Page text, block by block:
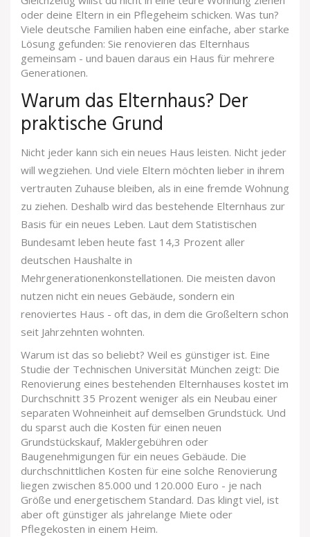
oder deine Eltern in ein Pflegeheim schicken. Was tun?
Viele deutsche Familien haben eine einfache, aber starke
Lösung gefunden: Sie renovieren das Elternhaus
gemeinsam - und bauen daraus ein Haus für mehrere
Generationen.
Warum das Elternhaus? Der
praktische Grund
Nicht jeder kann sich ein neues Haus leisten. Nicht jeder
will wegziehen. Und viele Eltern möchten lieber in ihrem
vertrauten Zuhause bleiben, als in eine fremde Wohnung
zu ziehen. Deshalb wird das bestehende Elternhaus zur
Basis für ein neues Leben. Laut dem Statistischen
Bundesamt leben heute fast 14,3 Prozent aller
deutschen Haushalte in
Mehrgenerationenkonstellationen. Die meisten davon
nutzen nicht ein neues Gebäude, sondern ein
renoviertes Haus - oft das, in dem die Großeltern schon
seit Jahrzehnten wohnten.
Warum ist das so beliebt? Weil es günstiger ist. Eine
Studie der Technischen Universität München zeigt: Die
Renovierung eines bestehenden Elternhauses kostet im
Durchschnitt 35 Prozent weniger als ein Neubau einer
separaten Wohneinheit auf demselben Grundstück. Und
du sparst auch die Kosten für einen neuen
Grundstückskauf, Maklergebühren oder
Baugenehmigungen für ein neues Gebäude. Die
durchschnittlichen Kosten für eine solche Renovierung
liegen zwischen 85.000 und 120.000 Euro - je nach
Größe und energetischem Standard. Das klingt viel, ist
aber oft günstiger als jahrelange Miete oder
Pflegekosten in einem Heim.